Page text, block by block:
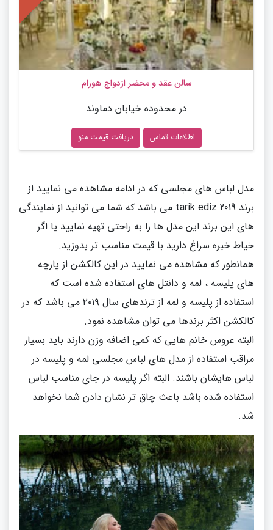
سالن عقد و محضر ازدواج هورام
در محدوده خیابان دماوند
اطلاعات تماس دریافت قیمت منو
مدل لباس های مجلسی که در ادامه مشاهده می نمایید از
برند tarik ediz 2019 می باشد که شما می توانید از نمایندگی
های این برند این مدل ها را به راحتی تهیه نمایید یا اگر
خیاط خبره سراغ دارید با قیمت مناسب تر بدوزید.
همانطور که مشاهده می نمایید در این کالکشن از پارچه
های پلیسه ، لمه و دانتل های استفاده شده است که
استفاده از پلیسه و لمه از ترندهای سال ۲۰۱۹ می باشد که در
کالکشن اکثر برندها می توان مشاهده نمود.
البته عروس خانم هایی که کمی اضافه وزن دارند باید بسیار
مراقب استفاده از مدل های لباس مجلسی لمه و پلیسه در
لباس هایشان باشند. البته اگر پلیسه در جای مناسب لباس
استفاده شده باشد باعث چاق تر نشان دادن شما نخواهد
شد.